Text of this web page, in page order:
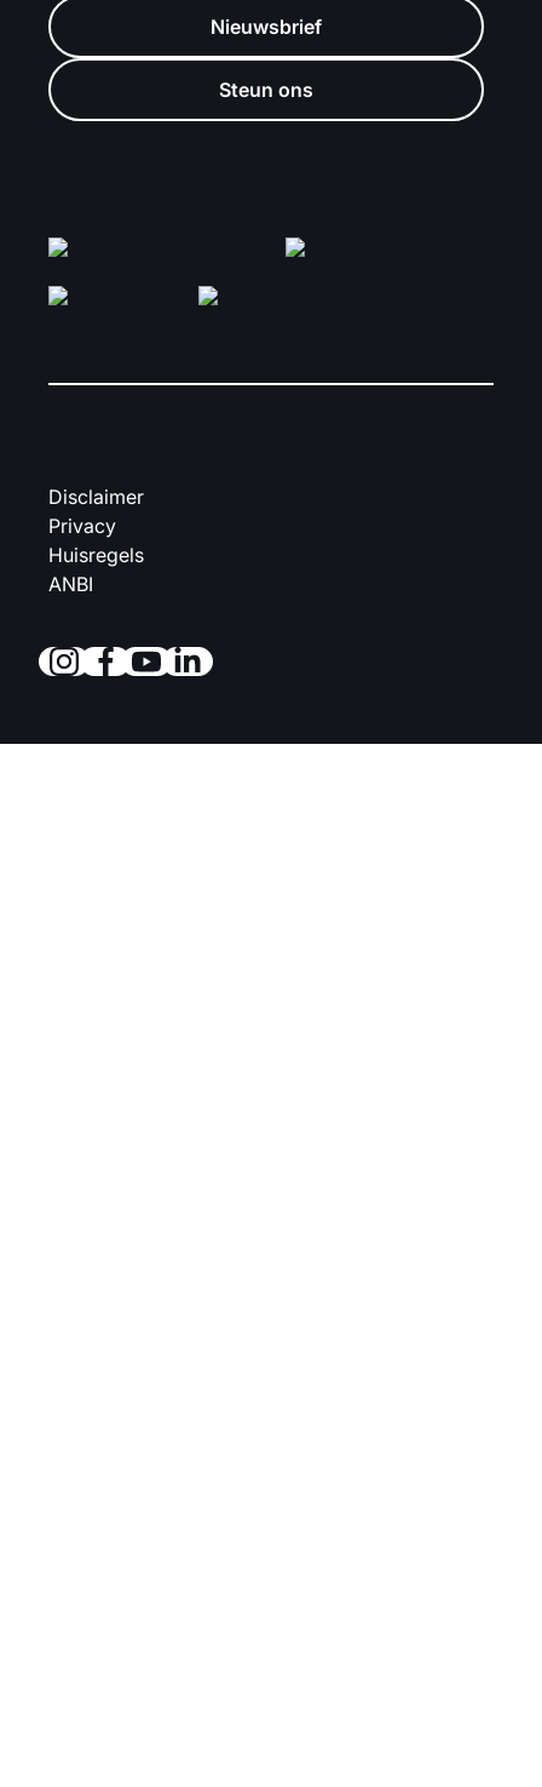
Nieuwsbrief
Steun ons
Disclaimer
Privacy
Huisregels
ANBI